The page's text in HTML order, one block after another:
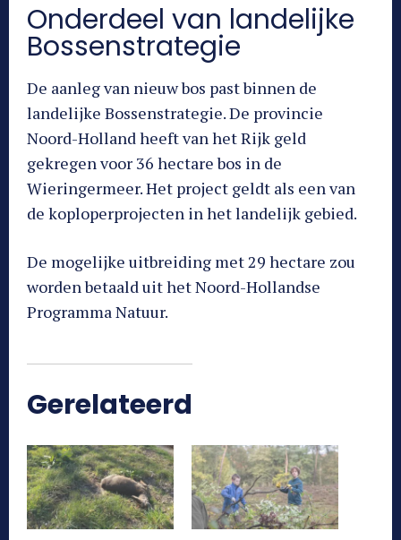
Onderdeel van landelijke
Bossenstrategie
De aanleg van nieuw bos past binnen de
landelijke Bossenstrategie. De provincie
Noord-Holland heeft van het Rijk geld
gekregen voor 36 hectare bos in de
Wieringermeer. Het project geldt als een van
de koploperprojecten in het landelijk gebied.
De mogelijke uitbreiding met 29 hectare zou
worden betaald uit het Noord-Hollandse
Programma Natuur.
Gerelateerd